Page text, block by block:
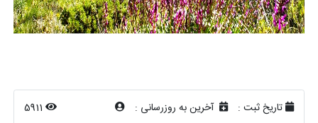
تاریخ ثبت : آخرین به روزرسانی : 5911